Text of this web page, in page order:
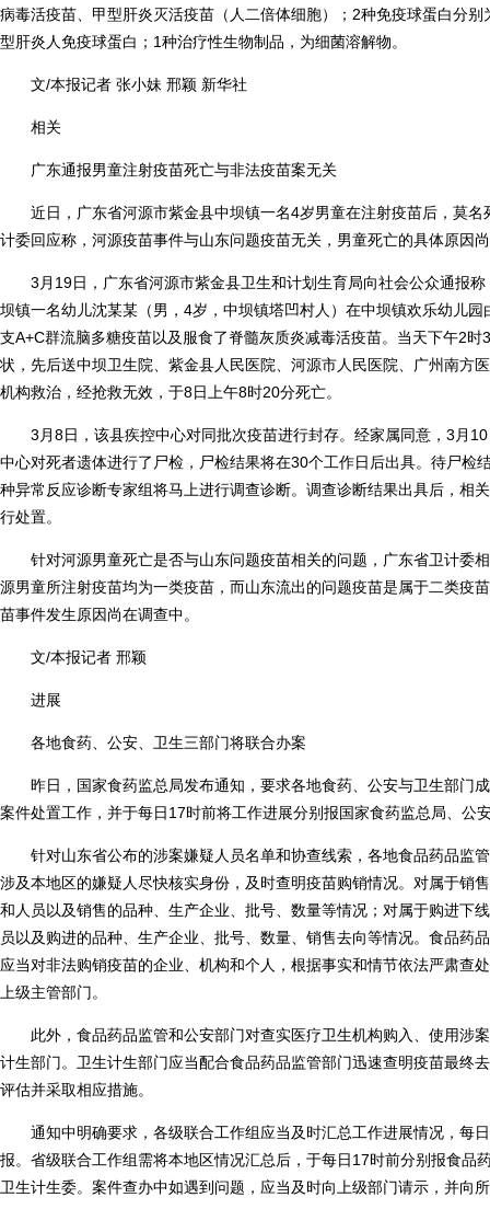
病毒活疫苗、甲型肝炎灭活疫苗（人二倍体细胞）；2种免疫球蛋白分
型肝炎人免疫球蛋白；1种治疗性生物制品，为细菌溶解物。
文/本报记者 张小妹 邢颖 新华社
相关
广东通报男童注射疫苗死亡与非法疫苗案无关
近日，广东省河源市紫金县中坝镇一名4岁男童在注射疫苗后，莫名
计委回应称，河源疫苗事件与山东问题疫苗无关，男童死亡的具体原因
3月19日，广东省河源市紫金县卫生和计划生育局向社会公众通报称
坝镇一名幼儿沈某某（男，4岁，中坝镇塔凹村人）在中坝镇欢乐幼儿
支A+C群流脑多糖疫苗以及服食了脊髓灰质炎减毒活疫苗。当天下午2时
状，先后送中坝卫生院、紫金县人民医院、河源市人民医院、广州南方
机构救治，经抢救无效，于8日上午8时20分死亡。
3月8日，该县疾控中心对同批次疫苗进行封存。经家属同意，3月10
中心对死者遗体进行了尸检，尸检结果将在30个工作日后出具。待尸检
种异常反应诊断专家组将马上进行调查诊断。调查诊断结果出具后，相
行处置。
针对河源男童死亡是否与山东问题疫苗相关的问题，广东省卫计委
源男童所注射疫苗均为一类疫苗，而山东流出的问题疫苗是属于二类疫
苗事件发生原因尚在调查中。
文/本报记者 邢颖
进展
各地食药、公安、卫生三部门将联合办案
昨日，国家食药监总局发布通知，要求各地食药、公安与卫生部门
案件处置工作，并于每日17时前将工作进展分别报国家食药监总局、公
针对山东省公布的涉案嫌疑人员名单和协查线索，各地食品药品监
涉及本地区的嫌疑人尽快核实身份，及时查明疫苗购销情况。对属于销
和人员以及销售的品种、生产企业、批号、数量等情况；对属于购进下
员以及购进的品种、生产企业、批号、数量、销售去向等情况。食品药
应当对非法购销疫苗的企业、机构和个人，根据事实和情节依法严肃查
上级主管部门。
此外，食品药品监管和公安部门对查实医疗卫生机构购入、使用涉
计生部门。卫生计生部门应当配合食品药品监管部门迅速查明疫苗最终
评估并采取相应措施。
通知中明确要求，各级联合工作组应当及时汇总工作进展情况，每
报。省级联合工作组需将本地区情况汇总后，于每日17时前分别报食品
卫生计生委。案件查办中如遇到问题，应当及时向上级部门请示，并向